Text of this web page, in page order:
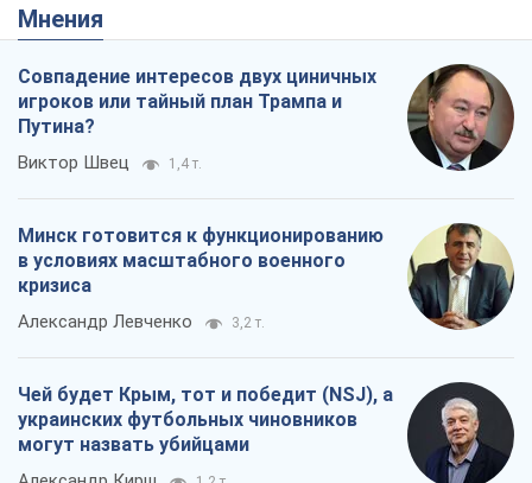
Мнения
Совпадение интересов двух циничных
игроков или тайный план Трампа и
Путина?
Виктор Швец 1,4 т.
Минск готовится к функционированию
в условиях масштабного военного
кризиса
Александр Левченко 3,2 т.
Чей будет Крым, тот и победит (NSJ), а
украинских футбольных чиновников
могут назвать убийцами